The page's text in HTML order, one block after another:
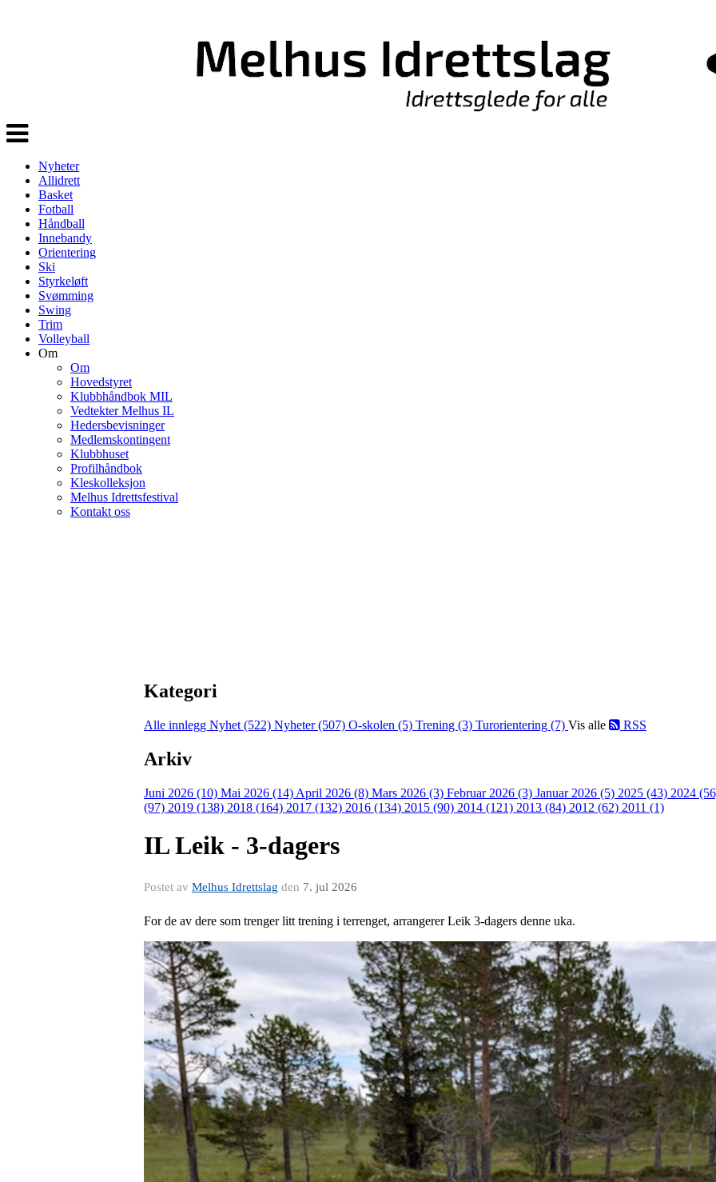
Veksle
navigasjon
Nyheter
Allidrett
Basket
Fotball
Håndball
Innebandy
Orientering
Ski
Styrkeløft
Svømming
Swing
Trim
Volleyball
Om
Om
Hovedstyret
Klubbhåndbok MIL
Vedtekter Melhus IL
Hedersbevisninger
Medlemskontingent
Klubbhuset
Profilhåndbok
Kleskolleksjon
Melhus Idrettsfestival
Kontakt oss
Kategori
Alle innlegg Nyhet (522) Nyheter (507) O-skolen (5) Trening (3) Turorientering (7) Vis alle RSS
Arkiv
Juni 2026 (10) Mai 2026 (14) April 2026 (8) Mars 2026 (3) Februar 2026 (3) Januar 2026 (5) 2025 (43) 2024
(97) 2019 (138) 2018 (164) 2017 (132) 2016 (134) 2015 (90) 2014 (121) 2013 (84) 2012 (62) 2011 (1)
IL Leik - 3-dagers
Postet av Melhus Idrettslag den 7. jul 2026
For de av dere som trenger litt trening i terrenget, arrangerer Leik 3-dagers denne uka.